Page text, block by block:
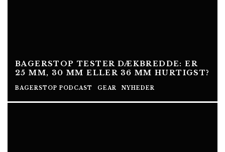
BAGERSTOP TESTER DÆKBREDDE: ER
25 MM, 30 MM ELLER 36 MM HURTIGST?
BAGERSTOP PODCAST GEAR NYHEDER